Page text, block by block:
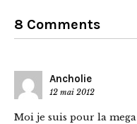
8 Comments
Ancholie
12 mai 2012
Moi je suis pour la